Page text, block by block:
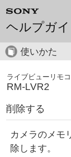
ヘルプガイ
使いかた
ライブビューリモ
RM-LVR2
削除する
カメラのメモ
除します。